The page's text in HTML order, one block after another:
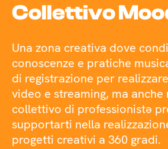
Collettivo
Una zona creativa dove
conoscenze e pratiche
di registrazione per
video e streaming, ma
collettivo di professionistə
supportarti nella
progetti creativi a 360 gradi.